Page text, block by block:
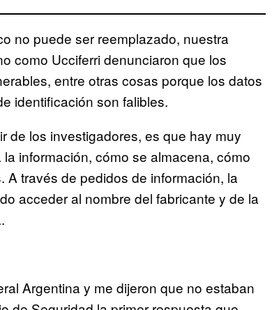
no puede ser reemplazado, nuestra
como Ucciferri denunciaron que los
entre otras cosas porque los datos
identificación son falibles.
de los investigadores, es que hay muy
información, cómo se almacena, cómo
través de pedidos de información, la
acceder al nombre del fabricante y de la
Argentina y me dijeron que no estaban